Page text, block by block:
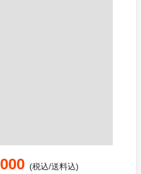
(税込/送料込)